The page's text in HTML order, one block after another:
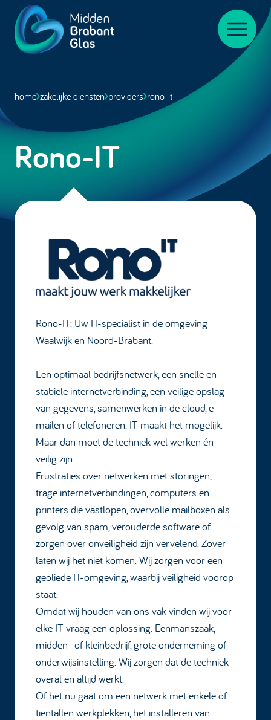
Midden-
BrabantGlas
Menu
home zakelijke diensten providers rono-it
Rono-IT
Rono-IT: Uw IT-specialist in de omgeving
Waalwijk en Noord-Brabant.
Een optimaal bedrijfsnetwerk, een snelle en
stabiele internetverbinding, een veilige opslag
van gegevens, samenwerken in de cloud, e-
mailen of telefoneren. IT maakt het mogelijk.
Maar dan moet de techniek wel werken én
veilig zijn.
Frustraties over netwerken met storingen,
trage internetverbindingen, computers en
printers die vastlopen, overvolle mailboxen als
gevolg van spam, verouderde software of
zorgen over onveiligheid zijn vervelend. Zover
laten wij het niet komen. Wij zorgen voor een
geoliede IT-omgeving, waarbij veiligheid voorop
staat.
Omdat wij houden van ons vak vinden wij voor
elke IT-vraag een oplossing. Eenmanszaak,
midden- of kleinbedrijf, grote onderneming of
onderwijsinstelling. Wij zorgen dat de techniek
overal en altijd werkt.
Of het nu gaat om een netwerk met enkele of
tientallen werkplekken, het installeren van